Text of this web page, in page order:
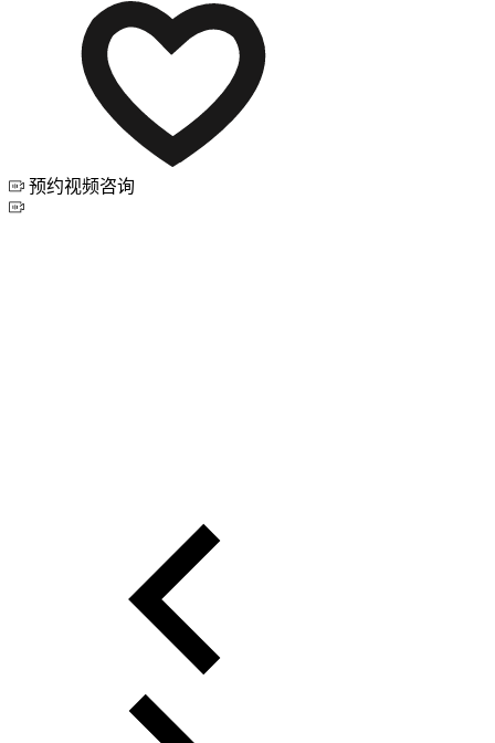
预约视频咨询